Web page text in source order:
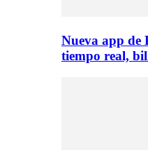
Nueva app de
tiempo real,